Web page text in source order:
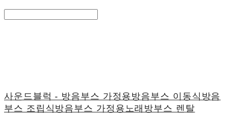
사운드블럭 - 방음부스 가정용방음부스 이동식방음
부스 조립식방음부스 가정용노래방부스 렌탈